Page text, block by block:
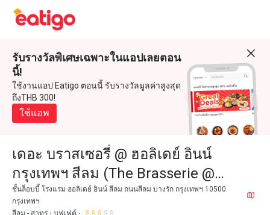
รับรางวัลพิเศษเฉพาะในแอปเลยตอน
นี้!
ใช้งานแอป Eatigo ตอนนี้ รับรางวัลมูลค่าสูงสุด
ถึงTHB 300!
ใช้แอพ
เดอะ บราสเซอรี่ @ ฮอลิเดย์ อินน์
กรุงเทพฯ สีลม (The Brasserie @
Holiday Inn Bangkok Silom)
ชั้นล็อบบี้ โรงแรม ฮอลิเดย์ อินน์ สีลม ถนนสีลม บางรัก กรุงเทพฯ 10500
กรุงเทพฯ
สีลม - สาทร
บุฟเฟต์